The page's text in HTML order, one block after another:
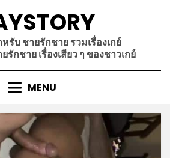
หรับ ชายรักชาย รวมเรื่องเกย์
กชาย เรื่องเสียว ๆ ของชาวเกย์
MENU